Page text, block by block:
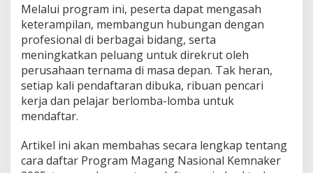
,
J
a
d
w
P
d
f
Melalui program ini, peserta dapat mengasah
keterampilan, membangun hubungan dengan
profesional di berbagai bidang, serta
meningkatkan peluang untuk direkrut oleh
perusahaan ternama di masa depan. Tak heran,
setiap kali pendaftaran dibuka, ribuan pencari
kerja dan pelajar berlomba-lomba untuk
mendaftar.
Artikel ini akan membahas secara lengkap tentang
cara daftar Program Magang Nasional Kemnaker